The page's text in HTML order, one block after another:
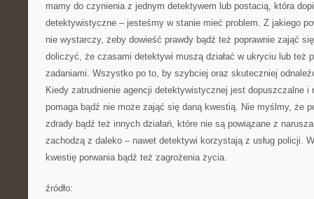
mamy do czynienia z jednym detektywem lub postacią, która
detektywistyczne – jesteśmy w stanie mieć problem. Z jakiego
nie wystarczy, żeby dowieść prawdy bądź też poprawnie zająć
doliczyć, że czasami detektywi muszą działać w ukryciu lub też
zadaniami. Wszystko po to, by szybciej oraz skuteczniej
Kiedy zatrudnienie agencji detektywistycznej jest dopuszczalne i
pomaga bądź nie może zająć się daną kwestią. Nie myślmy, że
zdrady bądź też innych działań, które nie są powiązane z
zachodzą z daleko – nawet detektywi korzystają z usług policji.
kwestię porwania bądź też zagrożenia życia.
źródło: